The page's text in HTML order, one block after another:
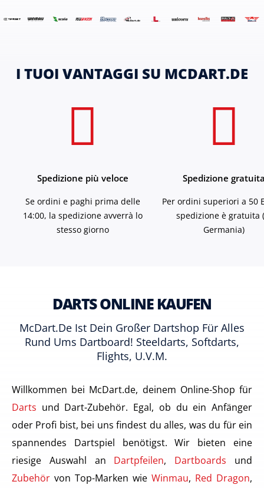
I TUOI VANTAGGI SU MCDART.DE
Spedizione più veloce
Se ordini e paghi prima delle
14:00, la spedizione avverrà lo
stesso giorno
Spedizione
Per ordini superiori a 50
spedizione è gratuita
Germania)
DARTS ONLINE KAUFEN
McDart.de Ist Dein Großer Dartshop Für Alles
Rund Ums Dartboard! Steeldarts, Softdarts,
Flights, U.v.m.
Willkommen bei McDart.de, deinem Online-Shop für
Darts und Dart-Zubehör. Egal, ob du ein Anfänger
oder Profi bist, bei uns findest du alles, was du für ein
spannendes Dartspiel benötigst. Wir bieten eine
riesige Auswahl an Dartpfeilen, Dartboards und
Zubehör von Top-Marken wie Winmau, Red Dragon,